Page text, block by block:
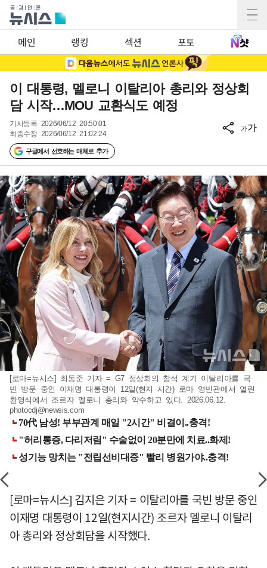
메인 랭킹 섹션 포토
이 대통령, 멜로니 이탈리아 총리와 정상회
담 시작…MOU 교환식도 예정
기사등록 2026/06/12 20:50:01
최종수정 2026/06/12 21:02:24
구글에서 선호하는 매체로 추가
가가
[로마=뉴시스] 최동준 기자 = G7 정상회의 참석 계기 이탈리아를 국
빈 방문 중인 이재명 대통령이 12일(현지 시간) 로마 영빈관에서 열린
환영식에서 조르자 멜로니 총리와 악수하고 있다. 2026.06.12.
photocdj@newsis.com
[로마=뉴시스] 김지은 기자 = 이탈리아를 국빈 방문 중인
이재명 대통령이 12일(현지시간) 조르자 멜로니 이탈리
아 총리와 정상회담을 시작했다.